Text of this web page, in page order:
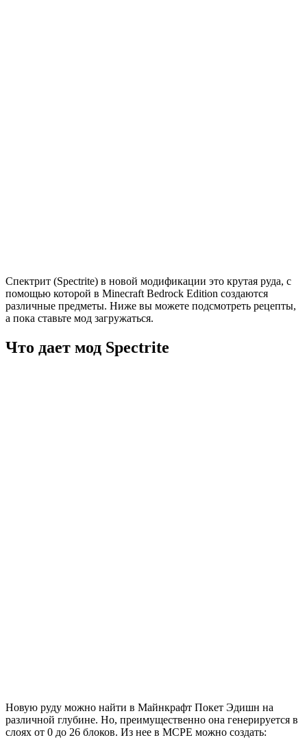
Спектрит (Spectrite) в новой модификации это крутая руда, с
помощью которой в Minecraft Bedrock Edition создаются
различные предметы. Ниже вы можете подсмотреть рецепты,
а пока ставьте мод загружаться.
Что дает мод Spectrite
Новую руду можно найти в Майнкрафт Покет Эдишн на
различной глубине. Но, преимущественно она генерируется в
слоях от 0 до 26 блоков. Из нее в MCPE можно создать: